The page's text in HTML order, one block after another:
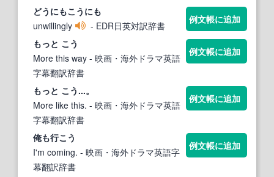
どうにもこう にも
unwillingly
- EDR日英対訳辞書
例文帳に追加
もっと こう
More this way - 映画・海外ドラマ英語
字幕翻訳辞書
例文帳に追加
もっと こう...。
More like this. - 映画・海外ドラマ英語
字幕翻訳辞書
例文帳に追加
俺も行こう
I'm coming. - 映画・海外ドラマ英語字
幕翻訳辞書
例文帳に追加